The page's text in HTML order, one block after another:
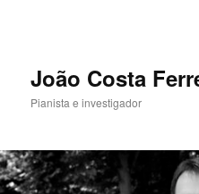
primárioJoão Costa
Pianista e investigador